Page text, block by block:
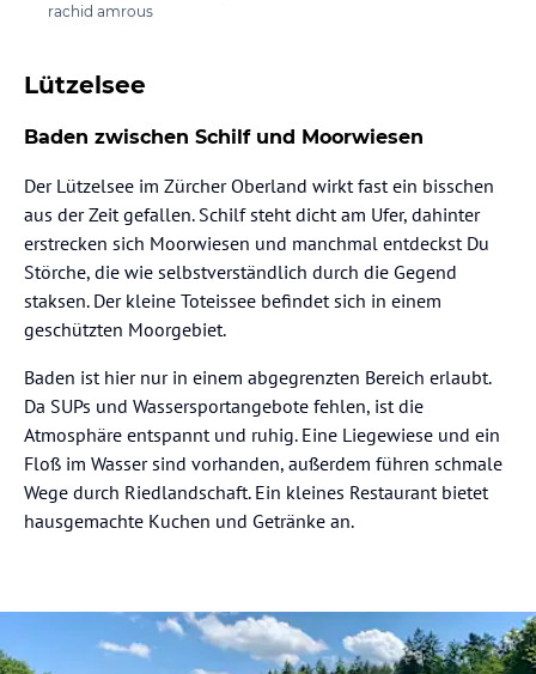
rachid amrous
Lützelsee
Baden zwischen Schilf und Moorwiesen
Der Lützelsee im Zürcher Oberland wirkt fast ein bisschen
aus der Zeit gefallen. Schilf steht dicht am Ufer, dahinter
erstrecken sich Moorwiesen und manchmal entdeckst Du
Störche, die wie selbstverständlich durch die Gegend
staksen. Der kleine Toteissee befindet sich in einem
geschützten Moorgebiet.
Baden ist hier nur in einem abgegrenzten Bereich erlaubt.
Da SUPs und Wassersportangebote fehlen, ist die
Atmosphäre entspannt und ruhig. Eine Liegewiese und ein
Floß im Wasser sind vorhanden, außerdem führen schmale
Wege durch Riedlandschaft. Ein kleines Restaurant bietet
hausgemachte Kuchen und Getränke an.